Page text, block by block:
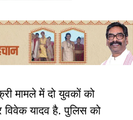
मामले में दो युवकों को
विवेक यादव है. पुलिस को